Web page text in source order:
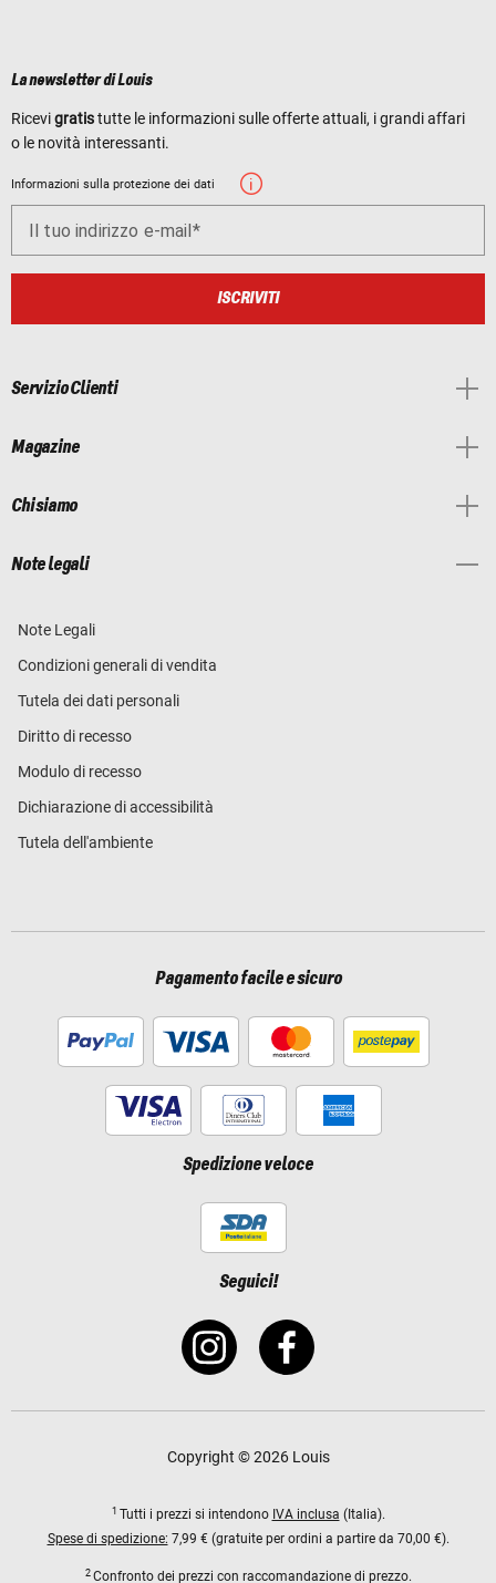
La newsletter di Louis
Ricevigratistutte le informazioni sulle offerte attuali, i grandi affari
o le novità interessanti.
Informazioni sulla protezione dei dati
Il tuo indirizzo e-mail
ISCRIVITI
Servizio Clienti
Magazine
Chi siamo
Note legali
Note Legali
Condizioni generali di vendita
Tutela dei dati personali
Diritto di recesso
Modulo di recesso
Dichiarazione di accessibilità
Tutela dell'ambiente
Pagamento facile e sicuro
Spedizione veloce
Seguici!
Copyright © 2026 Louis
1 Tutti i prezzi si intendono IVA inclusa (Italia).
Spese di spedizione: 7,99 € (gratuite per ordini a partire da 70,00 €).
2 Confronto dei prezzi con raccomandazione di prezzo.